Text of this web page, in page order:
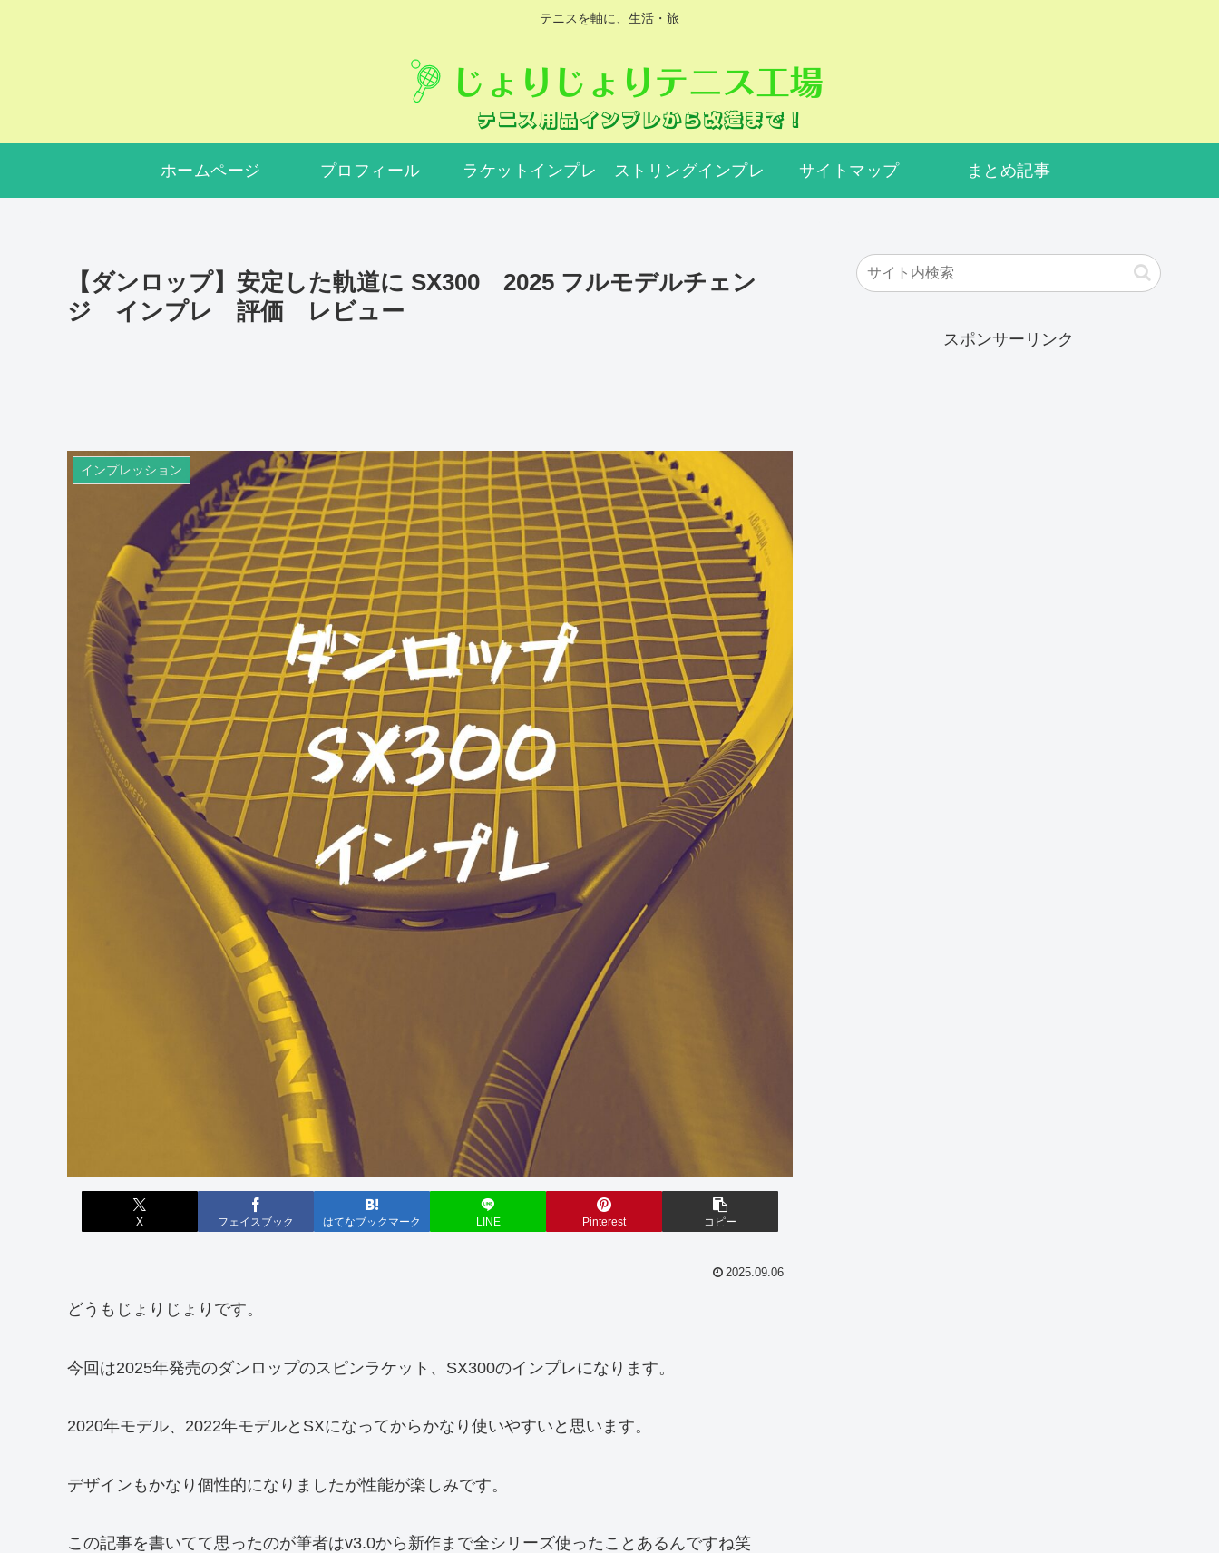
テニスを軸に、生活・旅
ホームページ プロフィール ラケットインプレ ストリングインプレ サイトマップ まとめ記事
【ダンロップ】安定した軌道に SX300 2025 フルモデルチェン
ジ インプレ 評価 レビュー
インプレッション
X フェイスブック はてなブックマーク LINE Pinterest コピー
2025.09.06
どうもじょりじょりです。
今回は2025年発売のダンロップのスピンラケット、SX300のインプレになります。
2020年モデル、2022年モデルとSXになってからかなり使いやすいと思います。
デザインもかなり個性的になりましたが性能が楽しみです。
この記事を書いてて思ったのが筆者はv3.0から新作まで全シリーズ使ったことあるんですね笑
スポンサーリンク